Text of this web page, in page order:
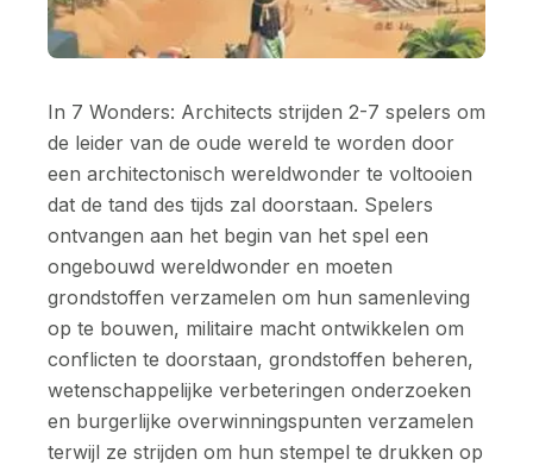
In 7 Wonders: Architects strijden 2-7 spelers om
de leider van de oude wereld te worden door
een architectonisch wereldwonder te voltooien
dat de tand des tijds zal doorstaan. Spelers
ontvangen aan het begin van het spel een
ongebouwd wereldwonder en moeten
grondstoffen verzamelen om hun samenleving
op te bouwen, militaire macht ontwikkelen om
conflicten te doorstaan, grondstoffen beheren,
wetenschappelijke verbeteringen onderzoeken
en burgerlijke overwinningspunten verzamelen
terwijl ze strijden om hun stempel te drukken op